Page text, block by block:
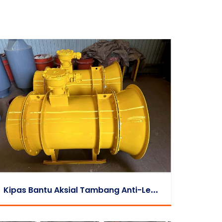
K
Ipas Bantu Aksial Tambang Anti-Ledakan Seri FB